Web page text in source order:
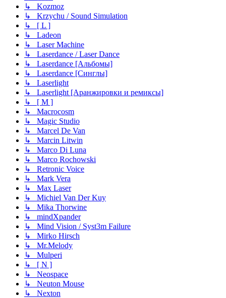
↳ Kozmoz
↳ Krzychu / Sound Simulation
↳ [ L ]
↳ Ladeon
↳ Laser Machine
↳ Laserdance / Laser Dance
↳ Laserdance [Альбомы]
↳ Laserdance [Синглы]
↳ Laserlight
↳ Laserlight [Аранжировки и ремиксы]
↳ [ M ]
↳ Macrocosm
↳ Magic Studio
↳ Marcel De Van
↳ Marcin Litwin
↳ Marco Di Luna
↳ Marco Rochowski
↳ Retronic Voice
↳ Mark Vera
↳ Max Laser
↳ Michiel Van Der Kuy
↳ Mika Thorwine
↳ mindXpander
↳ Mind Vision / Syst3m Failure
↳ Mirko Hirsch
↳ Mr.Melody
↳ Mulperi
↳ [ N ]
↳ Neospace
↳ Neuton Mouse
↳ Nexton